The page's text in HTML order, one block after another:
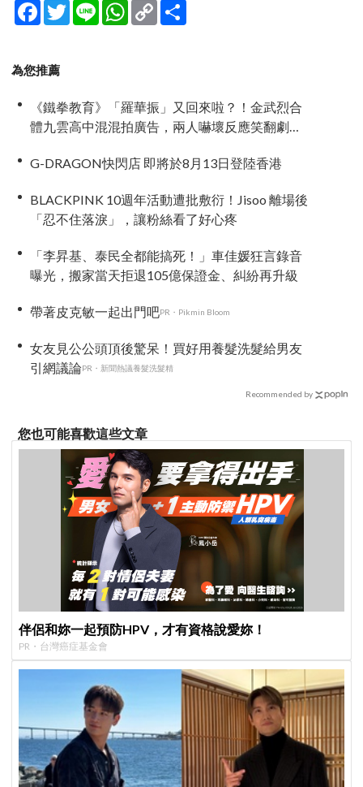
Facebook
TwitterLine WhatsApp
Copy
Link
為您推薦
《鐵拳教育》「羅華振」又回來啦？！金武烈合
體九雲高中混混拍廣告，兩人嚇壞反應笑翻劇
G-DRAGON快閃店 即將於8月13日登陸香港
BLACKPINK 10週年活動遭批敷衍！Jisoo 離場後
「忍不住落淚」，讓粉絲看了好心疼
「李昇基、泰民全都能搞死！」車佳媛狂言錄音
曝光，搬家當天拒退105億保證金、糾紛再升級
帶著皮克敏一起出門吧PR・Pikmin Bloom
女友見公公頭頂後驚呆！買好用養髮洗髮給男友
引網議論PR・新聞熱議養髮洗髮精
Recommended by
您也可能喜歡這些文章
伴侶和妳一起預防HPV，才有資格說愛妳！
PR・台灣癌症基金會